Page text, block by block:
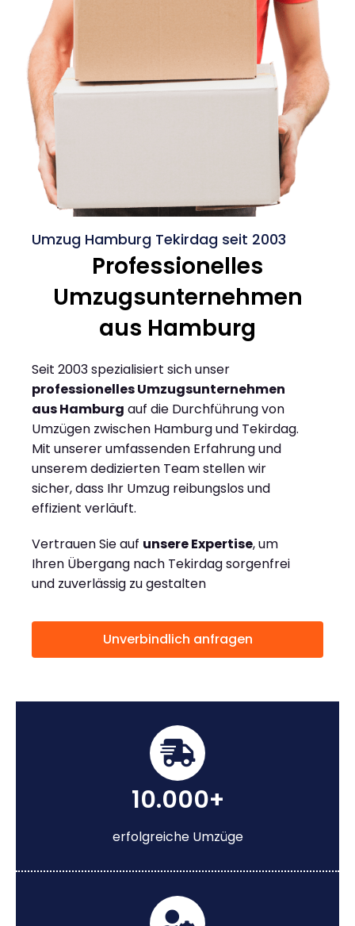
Umzug Hamburg Tekirdag seit 2003
Professionelles
Umzugsunternehmen
aus Hamburg
Seit 2003 spezialisiert sich unser
professionelles Umzugsunternehmen
aus Hamburg auf die Durchführung von
Umzügen zwischen Hamburg und Tekirdag.
Mit unserer umfassenden Erfahrung und
unserem dedizierten Team stellen wir
sicher, dass Ihr Umzug reibungslos und
effizient verläuft.
Vertrauen Sie auf unsere Expertise, um
Ihren Übergang nach Tekirdag sorgenfrei
und zuverlässig zu gestalten
Unverbindlich anfragen
10.000+
erfolgreiche Umzüge